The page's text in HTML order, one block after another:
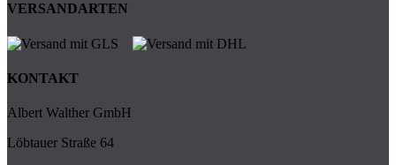
VERSANDARTEN
KONTAKT
Albert Walther GmbH
Löbtauer Straße 64